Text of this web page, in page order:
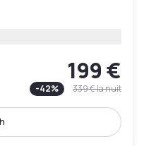
199 €
-42% 339 €la nuit